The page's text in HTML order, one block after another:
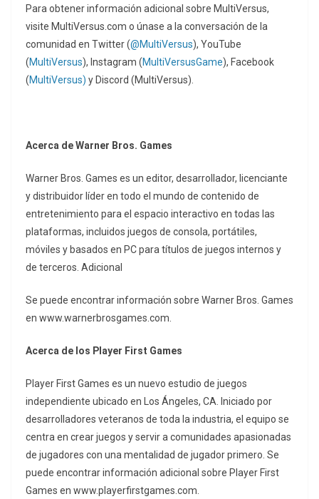
Para obtener información adicional sobre MultiVersus,
visite MultiVersus.com o únase a la conversación de la
comunidad en Twitter (@MultiVersus), YouTube
(MultiVersus), Instagram (MultiVersusGame), Facebook
(MultiVersus) y Discord (MultiVersus).
Acerca de Warner Bros. Games
Warner Bros. Games es un editor, desarrollador, licenciante
y distribuidor líder en todo el mundo de contenido de
entretenimiento para el espacio interactivo en todas las
plataformas, incluidos juegos de consola, portátiles,
móviles y basados ​​en PC para títulos de juegos internos y
de terceros. Adicional
Se puede encontrar información sobre Warner Bros. Games
en www.warnerbrosgames.com.
Acerca de los Player First Games
Player First Games es un nuevo estudio de juegos
independiente ubicado en Los Ángeles, CA. Iniciado por
desarrolladores veteranos de toda la industria, el equipo se
centra en crear juegos y servir a comunidades apasionadas
de jugadores con una mentalidad de jugador primero. Se
puede encontrar información adicional sobre Player First
Games en www.playerfirstgames.com.